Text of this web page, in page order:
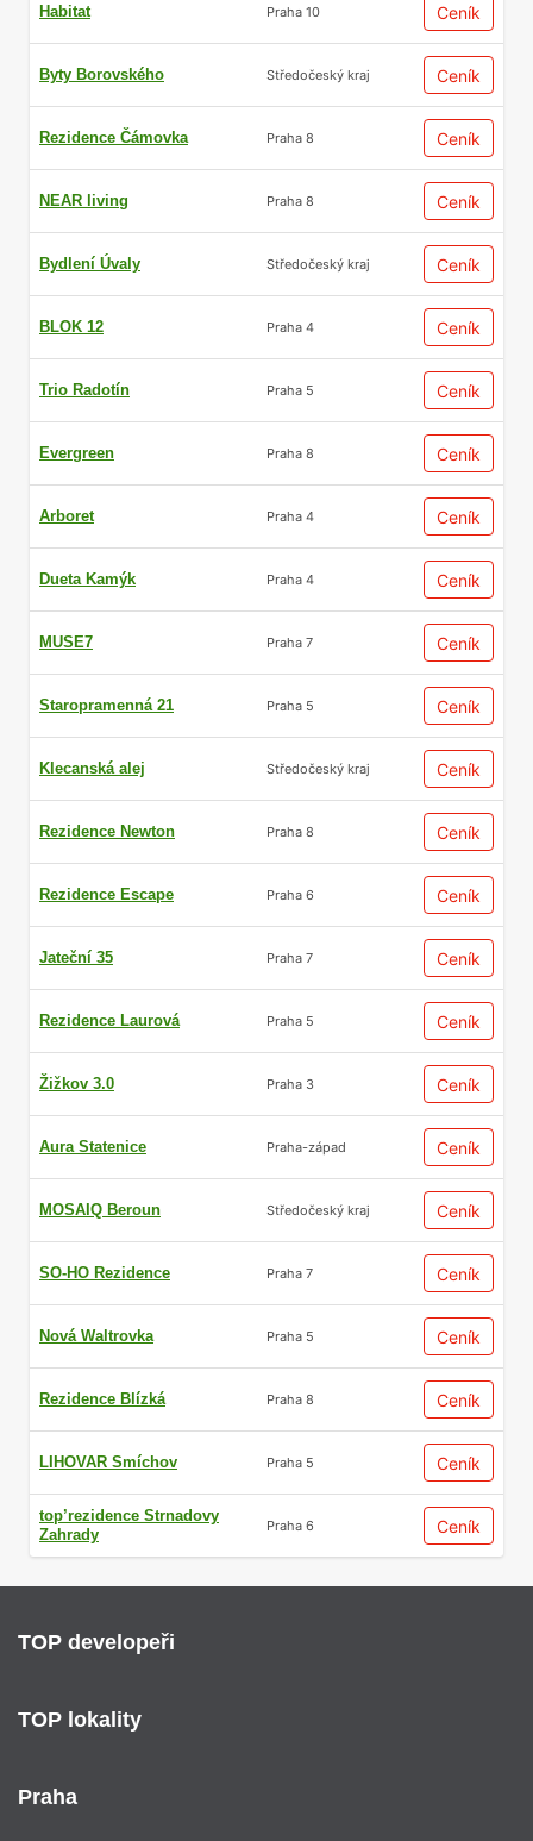
Habitat Praha 10 Ceník
Byty Borovského Středočeský kraj Ceník
Rezidence Čámovka Praha 8 Ceník
NEAR living Praha 8 Ceník
Bydlení Úvaly Středočeský kraj Ceník
BLOK 12 Praha 4 Ceník
Trio Radotín Praha 5 Ceník
Evergreen Praha 8 Ceník
Arboret Praha 4 Ceník
Dueta Kamýk Praha 4 Ceník
MUSE7 Praha 7 Ceník
Staropramenná 21 Praha 5 Ceník
Klecanská alej Středočeský kraj Ceník
Rezidence Newton Praha 8 Ceník
Rezidence Escape Praha 6 Ceník
Jateční 35 Praha 7 Ceník
Rezidence Laurová Praha 5 Ceník
Žižkov 3.0 Praha 3 Ceník
Aura Statenice Praha-západ Ceník
MOSAIQ Beroun Středočeský kraj Ceník
SO-HO Rezidence Praha 7 Ceník
Nová Waltrovka Praha 5 Ceník
Rezidence Blízká Praha 8 Ceník
LIHOVAR Smíchov Praha 5 Ceník
top’rezidence Strnadovy
Zahrady
Praha 6 Ceník
TOP developeři
TOP lokality
Praha